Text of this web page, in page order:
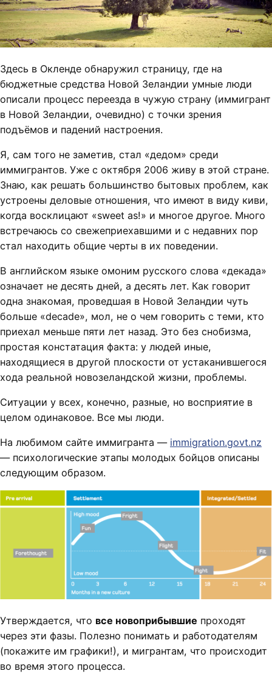
Здесь в Окленде обнаружил страницу, где на
бюджетные средства Новой Зеландии умные люди
описали процесс переезда в чужую страну (иммигрант
в Новой Зеландии, очевидно) с точки зрения
подъёмов и падений настроения.
Я, сам того не заметив, стал «дедом» среди
иммигрантов. Уже с октября 2006 живу в этой стране.
Знаю, как решать большинство бытовых проблем, как
устроены деловые отношения, что имеют в виду киви,
когда восклицают «sweet as!» и многое другое. Много
встречаюсь со свежеприехавшими и с недавних пор
стал находить общие черты в их поведении.
В английском языке омоним русского слова «декада»
означает не десять дней, а десять лет. Как говорит
одна знакомая, проведшая в Новой Зеландии чуть
больше «decade», мол, не о чем говорить с теми, кто
приехал меньше пяти лет назад. Это без снобизма,
простая констатация факта: у людей иные,
находящиеся в другой плоскости от устаканившегося
хода реальной новозеландской жизни, проблемы.
Ситуации у всех, конечно, разные, но восприятие в
целом одинаковое. Все мы люди.
На любимом сайте иммигранта — immigration.govt.nz
— психологические этапы молодых бойцов описаны
следующим образом.
Утверждается, что все новоприбывшие проходят
через эти фазы. Полезно понимать и работодателям
(покажите им графики!), и мигрантам, что происходит
во время этого процесса.